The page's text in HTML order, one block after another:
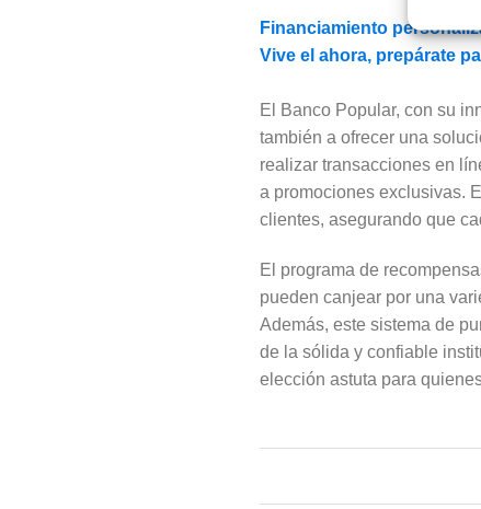
Financiamiento
Vive el ahora, prepárate
El Banco Popular, con su
también a ofrecer una
realizar transacciones en
a promociones exclusivas.
clientes, asegurando que
El programa de
pueden canjear por una
Además, este sistema de
de la sólida y confiable
elección astuta para